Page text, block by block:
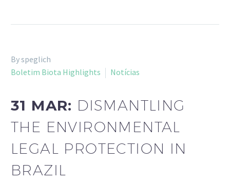
By speglich
Boletim Biota Highlights
Notícias
31 MAR: DISMANTLING
THE ENVIRONMENTAL
LEGAL PROTECTION IN
BRAZIL